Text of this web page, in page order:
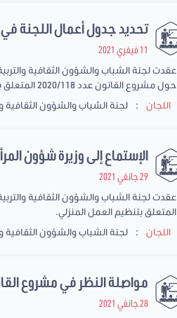
تحديد جدول أعمال اللجنة
11 فيفري 2021
حول مشروع القانون عدد 2020/118 المتعلق بتنظيم العمل المنزلي.
اللجان
: لجنة الشباب والشؤون الثقافية
الإستماع إلى وزيرة شؤون المرأة حول مشروع
29 جانفي 2021
المتعلق بتنظيم العمل المنزلي.
اللجان
: لجنة الشباب والشؤون الثقافية
مواصلة النظر في مشروع القانون عدد 2020/118 المتعلق
28 جانفي 2021